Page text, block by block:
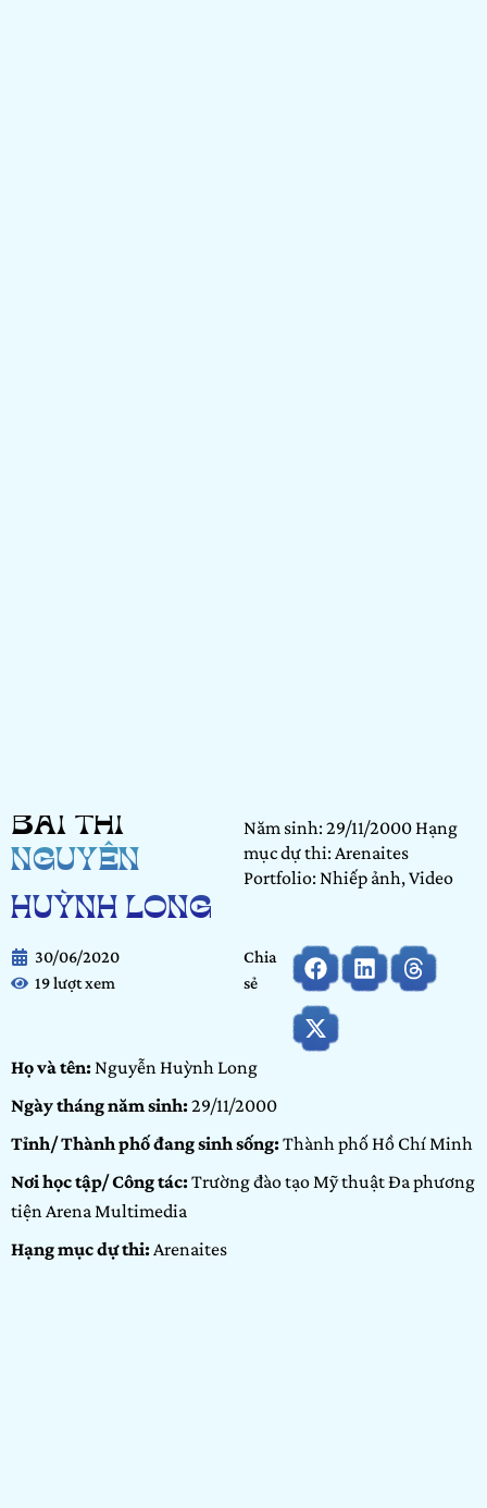
BÀI THI
NGUYỄN
HUỲNH LONG
Năm sinh: 29/11/2000 Hạng
mục dự thi: Arenaites
Portfolio: Nhiếp ảnh, Video
30/06/2020
19 lượt xem
Chia
sẻ
Họ và tên:Nguyễn Huỳnh Long
Ngày tháng năm sinh:29/11/2000
Tỉnh/ Thành phố đang sinh sống:Thành phố Hồ Chí Minh
Nơi học tập/ Công tác:Trường đào tạo Mỹ thuật Đa phương
tiện Arena Multimedia
Hạng mục dự thi:Arenaites